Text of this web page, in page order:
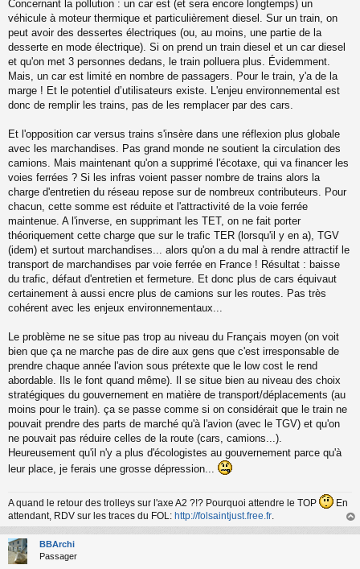
Concernant la pollution : un car est (et sera encore longtemps) un
véhicule à moteur thermique et particulièrement diesel. Sur un train, on
peut avoir des dessertes électriques (ou, au moins, une partie de la
desserte en mode électrique). Si on prend un train diesel et un car diesel
et qu'on met 3 personnes dedans, le train polluera plus. Évidemment.
Mais, un car est limité en nombre de passagers. Pour le train, y'a de la
marge ! Et le potentiel d’utilisateurs existe. L'enjeu environnemental est
donc de remplir les trains, pas de les remplacer par des cars.
Et l'opposition car versus trains s'insère dans une réflexion plus globale
avec les marchandises. Pas grand monde ne soutient la circulation des
camions. Mais maintenant qu'on a supprimé l'écotaxe, qui va financer les
voies ferrées ? Si les infras voient passer nombre de trains alors la
charge d'entretien du réseau repose sur de nombreux contributeurs. Pour
chacun, cette somme est réduite et l'attractivité de la voie ferrée
maintenue. A l'inverse, en supprimant les TET, on ne fait porter
théoriquement cette charge que sur le trafic TER (lorsqu'il y en a), TGV
(idem) et surtout marchandises... alors qu'on a du mal à rendre attractif le
transport de marchandises par voie ferrée en France ! Résultat : baisse
du trafic, défaut d'entretien et fermeture. Et donc plus de cars équivaut
certainement à aussi encre plus de camions sur les routes. Pas très
cohérent avec les enjeux environnementaux...
Le problème ne se situe pas trop au niveau du Français moyen (on voit
bien que ça ne marche pas de dire aux gens que c'est irresponsable de
prendre chaque année l'avion sous prétexte que le low cost le rend
abordable. Ils le font quand même). Il se situe bien au niveau des choix
stratégiques du gouvernement en matière de transport/déplacements (au
moins pour le train). ça se passe comme si on considérait que le train ne
pouvait prendre des parts de marché qu'à l'avion (avec le TGV) et qu'on
ne pouvait pas réduire celles de la route (cars, camions...).
Heureusement qu'il n'y a plus d'écologistes au gouvernement parce qu'à
leur place, je ferais une grosse dépression...
A quand le retour des trolleys sur l'axe A2 ?!? Pourquoi attendre le TOP
En
attendant, RDV sur les traces du FOL: http://folsaintjust.free.fr.
au
BBArchi
Passager